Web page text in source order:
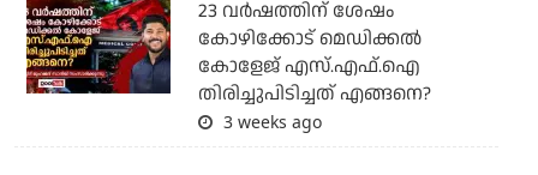
23 വർഷത്തിന് ശേഷം
കോഴിക്കോട് മെഡിക്കൽ
കോളേജ് എസ്.എഫ്.ഐ
തിരിച്ചുപിടിച്ചത് എങ്ങനെ?
3 weeks ago